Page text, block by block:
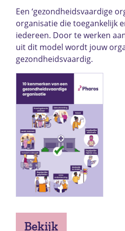
Een ‘gezondheidsvaardige
organisatie die toegankelijk
iedereen. Door te werken
uit dit model wordt jouw
gezondheidsvaardig.
Bekijk